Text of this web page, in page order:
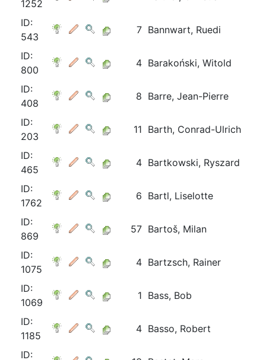
1252
ID:
543
7 Bannwart, Ruedi
ID:
800
4 Barakoński, Witold
ID:
408
8 Barre, Jean-Pierre
ID:
203
11 Barth, Conrad-Ulrich
ID:
465
4 Bartkowski, Ryszard
ID:
1762
6 Bartl, Liselotte
ID:
869
57 Bartoš, Milan
ID:
1075
4 Bartzsch, Rainer
ID:
1069
1 Bass, Bob
ID:
1185
4 Basso, Robert
ID: